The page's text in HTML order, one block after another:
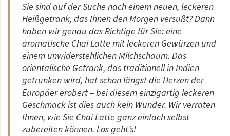
Sie sind auf der Suche nach einem neuen, leckeren
Heißgetränk, das Ihnen den Morgen versüßt? Dann
haben wir genau das Richtige für Sie: eine
aromatische Chai Latte mit leckeren Gewürzen und
einem unwiderstehlichen Milchschaum. Das
orientalische Getränk, das traditionell in Indien
getrunken wird, hat schon längst die Herzen der
Europäer erobert – bei diesem einzigartig leckeren
Geschmack ist dies auch kein Wunder. Wir verraten
Ihnen, wie Sie Chai Latte ganz einfach selbst
zubereiten können. Los geht’s!